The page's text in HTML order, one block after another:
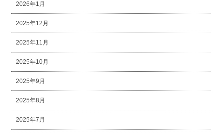
2026年1月
2025年12月
2025年11月
2025年10月
2025年9月
2025年8月
2025年7月